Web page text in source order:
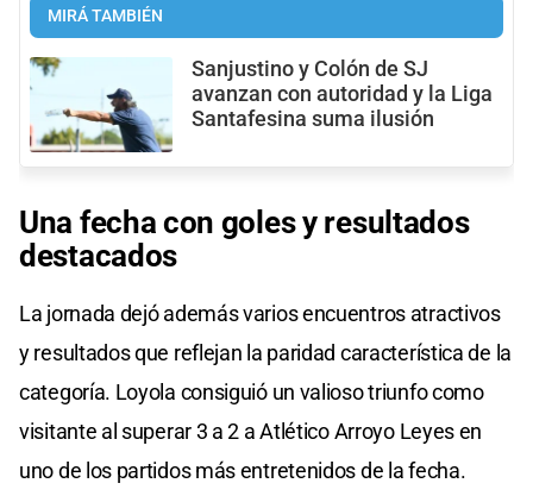
MIRÁ TAMBIÉN
Sanjustino y Colón de SJ
avanzan con autoridad y la Liga
Santafesina suma ilusión
Una fecha con goles y resultados
destacados
La jornada dejó además varios encuentros atractivos
y resultados que reflejan la paridad característica de la
categoría. Loyola consiguió un valioso triunfo como
visitante al superar 3 a 2 a Atlético Arroyo Leyes en
uno de los partidos más entretenidos de la fecha.